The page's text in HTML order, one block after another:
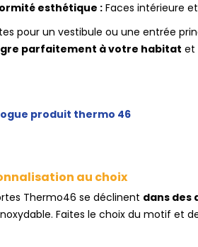
esthétique : Faces intérieure
pour un vestibule ou une entrée
parfaitement à votre habitat et
produit thermo 46
au choix
Thermo46 se déclinent dans des
Faites le choix du motif et